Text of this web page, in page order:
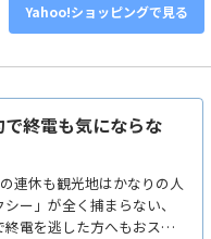
Yahoo!ショッピングで見る
で終電も気にならな
連休も観光地はかなりの人
ー」が全く捕まらない、
電を逃した方へもおスス